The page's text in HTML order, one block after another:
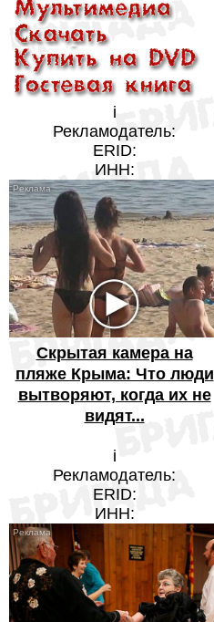
i
Рекламодатель:
ERID:
ИНН:
Скрытая камера на
пляже Крыма: Что люди
вытворяют, когда их не
видят...
i
Рекламодатель:
ERID:
ИНН: